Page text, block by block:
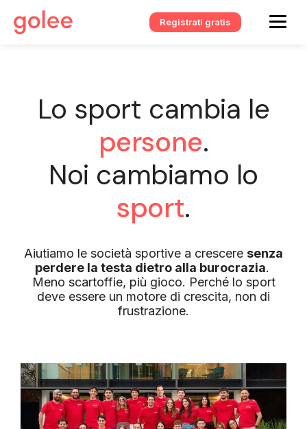
Registrati gratis
Lo sport cambia le
persone.
Noi cambiamo lo
sport.
Aiutiamo le società sportive a crescere senza
perdere la testa dietro alla burocrazia.
Meno scartoffie, più gioco. Perché lo sport
deve essere un motore di crescita, non di
frustrazione.